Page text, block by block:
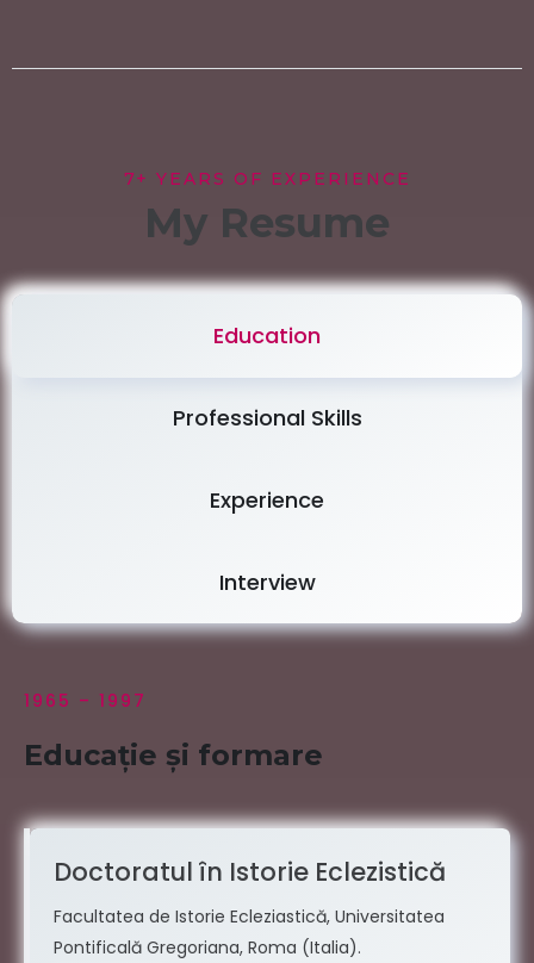
7+ YEARS OF EXPERIENCE
My Resume
Education
Professional Skills
Experience
Interview
1965 – 1997
Educație și formare
Doctoratul în Istorie Eclezistică
Facultatea de Istorie Ecleziastică, Universitatea
Pontificală Gregoriana, Roma (Italia).